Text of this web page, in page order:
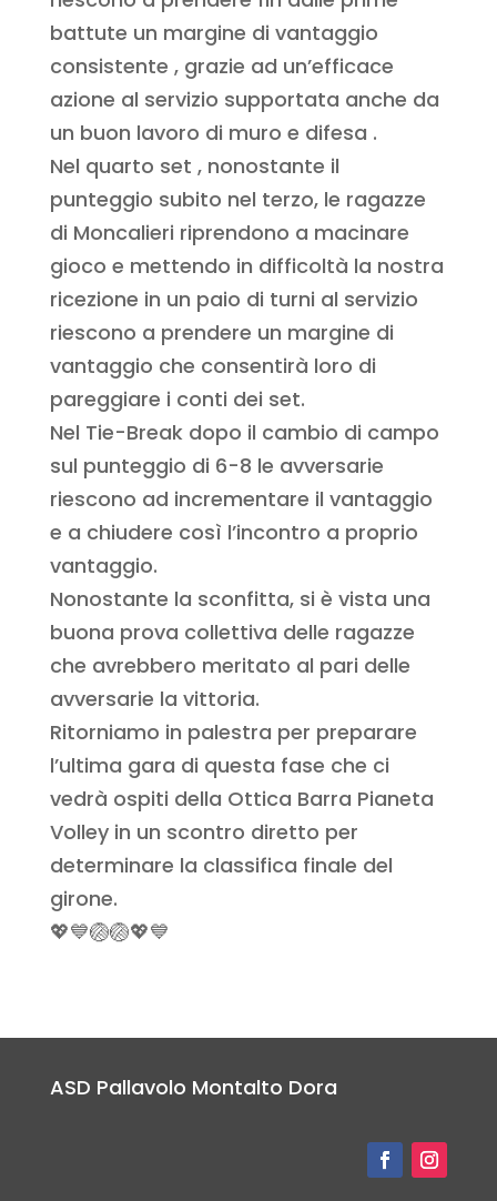
battute un margine di vantaggio
consistente , grazie ad un’efficace
azione al servizio supportata anche da
un buon lavoro di muro e difesa .
Nel quarto set , nonostante il
punteggio subito nel terzo, le ragazze
di Moncalieri riprendono a macinare
gioco e mettendo in difficoltà la nostra
ricezione in un paio di turni al servizio
riescono a prendere un margine di
vantaggio che consentirà loro di
pareggiare i conti dei set.
Nel Tie-Break dopo il cambio di campo
sul punteggio di 6-8 le avversarie
riescono ad incrementare il vantaggio
e a chiudere così l’incontro a proprio
vantaggio.
Nonostante la sconfitta, si è vista una
buona prova collettiva delle ragazze
che avrebbero meritato al pari delle
avversarie la vittoria.
Ritorniamo in palestra per preparare
l’ultima gara di questa fase che ci
vedrà ospiti della Ottica Barra Pianeta
Volley in un scontro diretto per
determinare la classifica finale del
girone.
💖💙🏐🏐💖💙
ASD Pallavolo Montalto Dora